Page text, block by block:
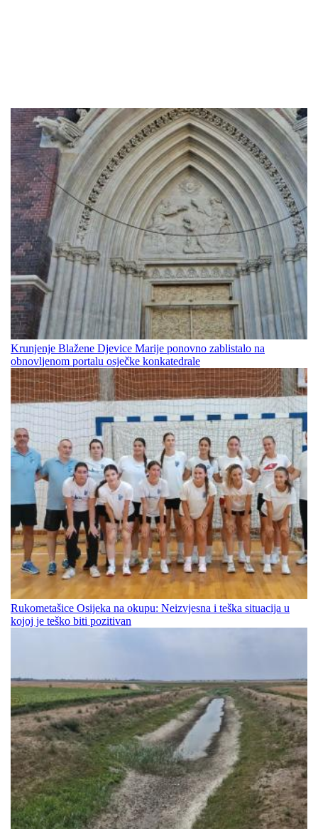
Krunjenje Blažene Djevice Marije ponovno zablistalo na
obnovljenom portalu osječke konkatedrale
Rukometašice Osijeka na okupu: Neizvjesna i teška situacija u
kojoj je teško biti pozitivan